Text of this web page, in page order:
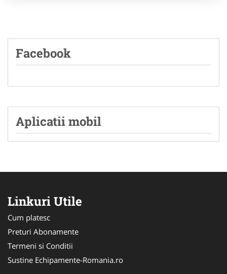
Facebook
Aplicatii mobil
Linkuri Utile
Cum platesc
Preturi Abonamente
Termeni si Conditii
Sustine Echipamente-Romania.ro